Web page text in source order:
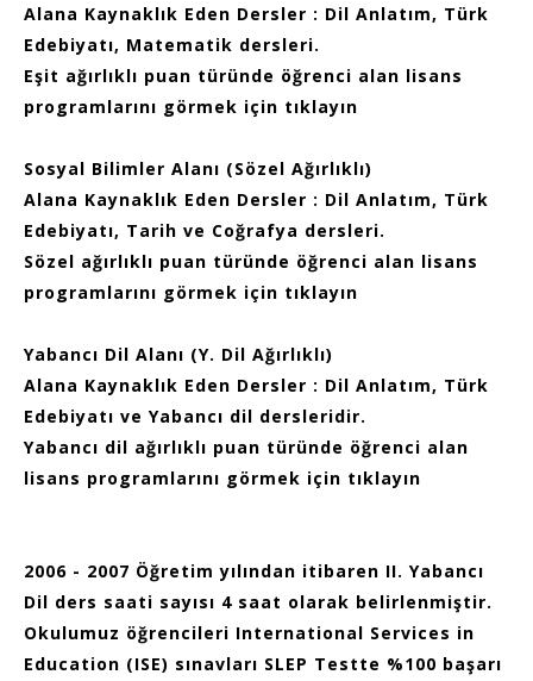
Alana Kaynaklık Eden Dersler : Dil Anlatım, Türk
Edebiyatı, Matematik dersleri.
Eşit ağırlıklı puan türünde öğrenci alan lisans
programlarını görmek için tıklayın
Sosyal Bilimler Alanı (Sözel Ağırlıklı)
Alana Kaynaklık Eden Dersler : Dil Anlatım, Türk
Edebiyatı, Tarih ve Coğrafya dersleri.
Sözel ağırlıklı puan türünde öğrenci alan lisans
programlarını görmek için tıklayın
Yabancı Dil Alanı (Y. Dil Ağırlıklı)
Alana Kaynaklık Eden Dersler : Dil Anlatım, Türk
Edebiyatı ve Yabancı dil dersleridir.
Yabancı dil ağırlıklı puan türünde öğrenci alan
lisans programlarını görmek için tıklayın
2006 - 2007 Öğretim yılından itibaren II. Yabancı
Dil ders saati sayısı 4 saat olarak belirlenmiştir.
Okulumuz öğrencileri International Services in
Education (ISE) sınavları SLEP Testte %100 başarı